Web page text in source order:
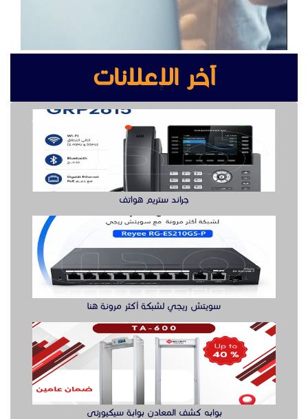
آخر الإعلانات
جراند ستريم هواتف
سويتش ريجي لشبكة أكثر مرونة هنا
بوابه كشف المعادن بوابة سيكيورتى